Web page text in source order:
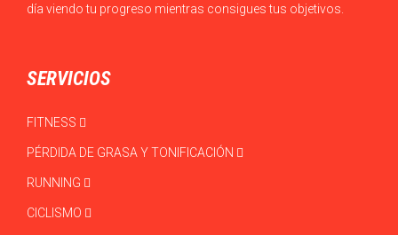
día viendo tu progreso mientras consigues tus objetivos.
SERVICIOS
FITNESS
PÉRDIDA DE GRASA Y TONIFICACIÓN
RUNNING
CICLISMO